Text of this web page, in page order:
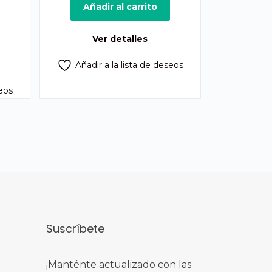
original
era:
actual
es:
Añadir al carrito
Ver detalles
Añadir a la lista de deseos
Suscríbete
¡Manténte actualizado con las